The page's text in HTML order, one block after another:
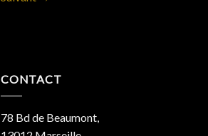
CONTACT
78 Bd de Beaumont,